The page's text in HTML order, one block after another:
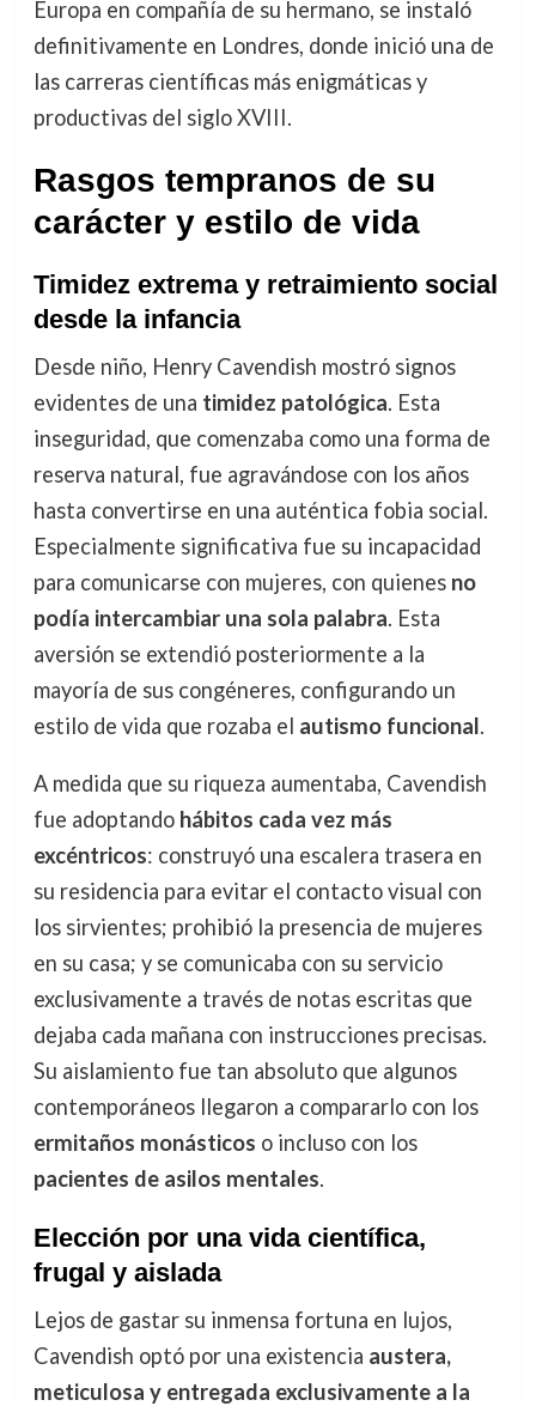
Europa en compañía de su hermano, se instaló
definitivamente en Londres, donde inició una de
las carreras científicas más enigmáticas y
productivas del siglo XVIII.
Rasgos tempranos de su
carácter y estilo de vida
Timidez extrema y retraimiento social
desde la infancia
Desde niño, Henry Cavendish mostró signos
evidentes de una timidez patológica. Esta
inseguridad, que comenzaba como una forma de
reserva natural, fue agravándose con los años
hasta convertirse en una auténtica fobia social.
Especialmente significativa fue su incapacidad
para comunicarse con mujeres, con quienes no
podía intercambiar una sola palabra. Esta
aversión se extendió posteriormente a la
mayoría de sus congéneres, configurando un
estilo de vida que rozaba el autismo funcional.
A medida que su riqueza aumentaba, Cavendish
fue adoptando hábitos cada vez más
excéntricos: construyó una escalera trasera en
su residencia para evitar el contacto visual con
los sirvientes; prohibió la presencia de mujeres
en su casa; y se comunicaba con su servicio
exclusivamente a través de notas escritas que
dejaba cada mañana con instrucciones precisas.
Su aislamiento fue tan absoluto que algunos
contemporáneos llegaron a compararlo con los
ermitaños monásticos o incluso con los
pacientes de asilos mentales.
Elección por una vida científica,
frugal y aislada
Lejos de gastar su inmensa fortuna en lujos,
Cavendish optó por una existencia austera,
meticulosa y entregada exclusivamente a la